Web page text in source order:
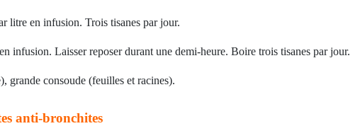
litre en infusion. Trois tisanes par jour.
infusion. Laisser reposer durant une demi-heure. Boire trois tisanes par jour.
grande consoude (feuilles et racines).
anti-bronchites